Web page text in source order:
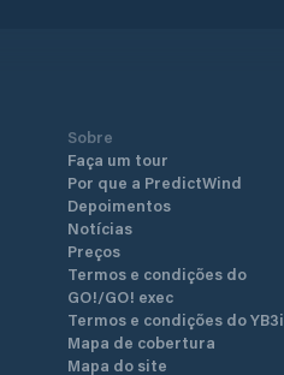
Sobre
Faça um tour
Por que a PredictWind
Depoimentos
Notícias
Preços
Termos e condições do
GO!/GO! exec
Termos e condições do YB3i
Mapa de cobertura
Mapa do site